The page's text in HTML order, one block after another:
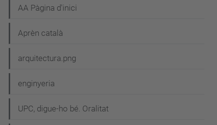
i
ó
AA Pàgina d'inici
Aprèn català
arquitectura.png
enginyeria
UPC, digue-ho bé. Oralitat